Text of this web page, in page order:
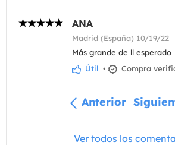
ANA
Madrid (España) 10/19/22
Más grande de ll esperado
Útil • Compra
Anterior
Ver todos los